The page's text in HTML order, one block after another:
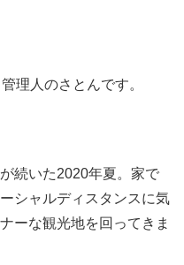
理人のさとんです。
続いた2020年夏。家で
シャルディスタンスに気
ーな観光地を回ってきま